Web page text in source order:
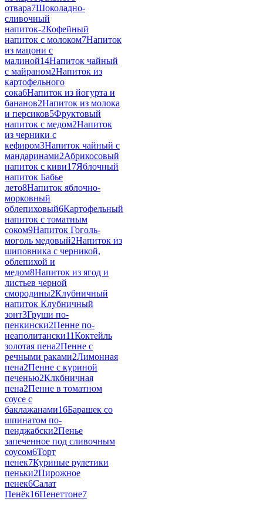
отвара7Шоколадно-
сливочный
напиток-2Кофейный
напиток с молоком7Напиток
из мацони с
малиной14Напиток чайный
с майраном2Напиток из
картофельного
сока6Напиток из йогурта и
бананов2Напиток из молока
и персиков5Фруктовый
напиток с медом2Напиток
из черники с
кефиром3Напиток чайный с
мандаринами2Абрикосовый
напиток с киви17Яблочный
напиток Бабье
лето8Напиток яблочно-
морковный
облепиховый6Картофельный
напиток с томатным
соком9Напиток Гоголь-
моголь медовый2Напиток из
шиповника с черникой,
облепихой и
медом8Напиток из ягод и
листьев черной
смородины2Клубничный
напиток Клубничный
зонт3Груши по-
пенкински2Пенне по-
неаполитански11Коктейль
золотая пена2Пенне с
речными раками2Лимонная
пена2Пенне с куриной
печенью2Клкбничная
пена2Пенне в томатном
соусе с
баклажанами16Барашек со
шпинатом по-
пенджабски2Пенье
запеченное под сливочным
соусом6Торт
пенек7Куриные рулетики
пеньки2Пирожное
пенек6Салат
Пенёк16Пенеттоне7